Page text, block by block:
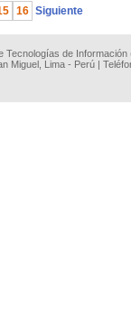
16 Siguiente
Tecnologías de
Miguel, Lima - Perú |